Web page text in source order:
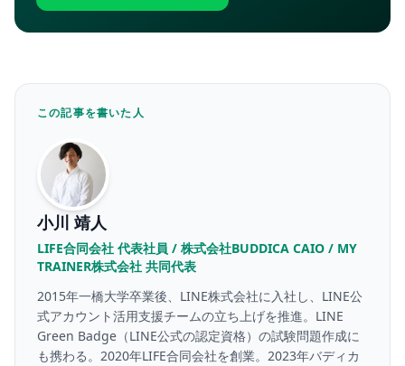
この記事を書いた人
小川 靖人
LIFE合同会社 代表社員 / 株式会社BUDDICA CAIO / MY
TRAINER株式会社 共同代表
2015年一橋大学卒業後、LINE株式会社に入社し、LINE公
式アカウント活用支援チームの立ち上げを推進。LINE
Green Badge（LINE公式の認定資格）の試験問題作成に
も携わる。2020年LIFE合同会社を創業。2023年バディカ